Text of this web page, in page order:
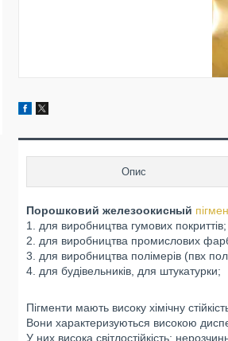
Опис
Порошковий железоокисный
1. для виробництва гумових покриттів;
2. для виробництва промислових фарб
3. для виробництва полімерів (пвх
4. для будівельників, для штукатурки;
Пігменти мають високу хімічну
Вони характеризуються високою
У них висока світлостійкість;